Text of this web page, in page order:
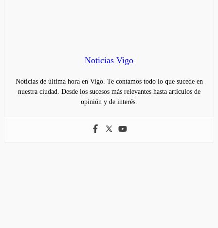
Noticias Vigo
Noticias de última hora en Vigo. Te contamos todo lo que sucede en
nuestra ciudad. Desde los sucesos más relevantes hasta artículos de
opinión y de interés.